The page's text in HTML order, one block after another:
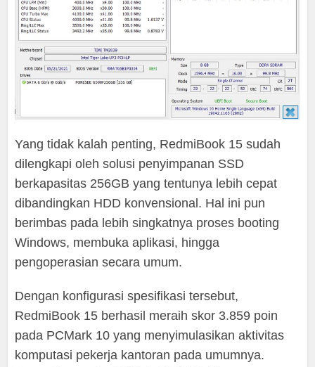
Yang tidak kalah penting, RedmiBook 15 sudah
dilengkapi oleh solusi penyimpanan SSD
berkapasitas 256GB yang tentunya lebih cepat
dibandingkan HDD konvensional. Hal ini pun
berimbas pada lebih singkatnya proses booting
Windows, membuka aplikasi, hingga
pengoperasian secara umum.
Dengan konfigurasi spesifikasi tersebut,
RedmiBook 15 berhasil meraih skor 3.859 poin
pada PCMark 10 yang menyimulasikan aktivitas
komputasi pekerja kantoran pada umumnya.